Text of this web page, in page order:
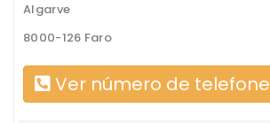
Algarve
8000-126 Faro
Ver número de telefone